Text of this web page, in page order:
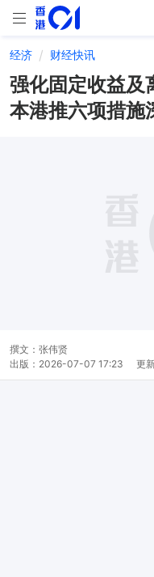
经济 财经快讯
强化固定收益
本港推六项措施
撰文： 张伟贤
出版： 2026-07-07 17:23 更